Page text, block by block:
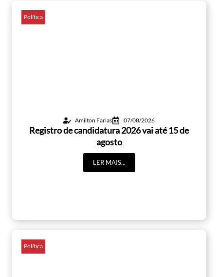
Política
Amilton Farias 07/08/2026
Registro de candidatura 2026 vai até 15 de
agosto
LER MAIS...
Política